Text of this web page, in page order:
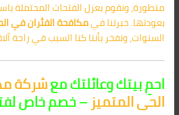
متطورة، ونقوم بعزل الفتحات المحتملة
بعودتها. خبرتنا فيمكافحة الفئران في
السنوات، ونفخر بأننا كنا السبب في راحة
احمِ بيتك وعائلتك معشركة
الحى المتميز– خصم خاص